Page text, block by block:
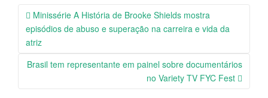
Navegação
da
Postagem
Minissérie A História de Brooke Shields mostra
episódios de abuso e superação na carreira e vida da
atriz
Brasil tem representante em painel sobre documentários
no Variety TV FYC Fest